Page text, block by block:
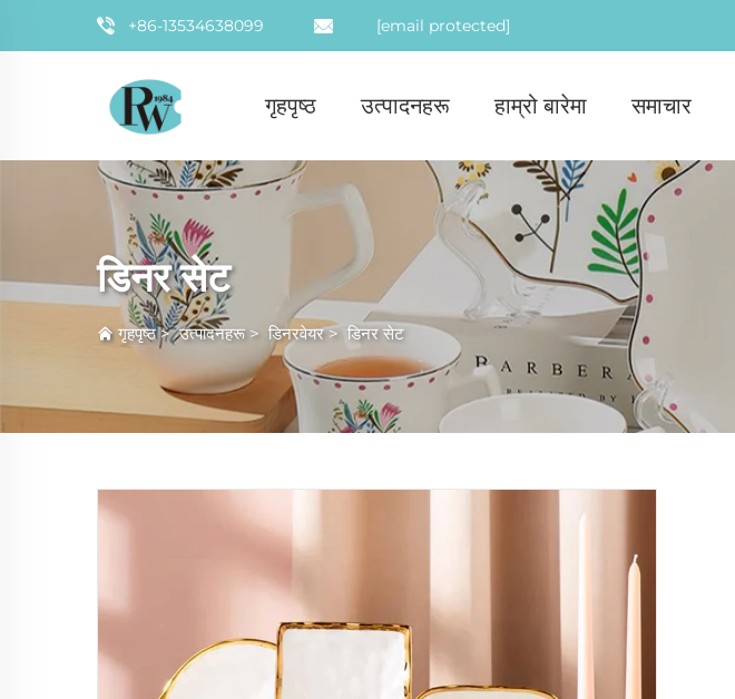
+86-13534638099 [email protected]
गृहपृष्ठ उत्पादनहरू हाम्रो बारेमा समाचार
डिनर सेट
गृहपृष्ठ>उत्पादनहरू> डिनरवेयर> डिनर सेट